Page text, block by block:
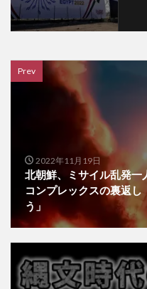
Prev
2022年11月19日
北朝鮮、ミサイル乱発
コンプレックスの裏返
う」